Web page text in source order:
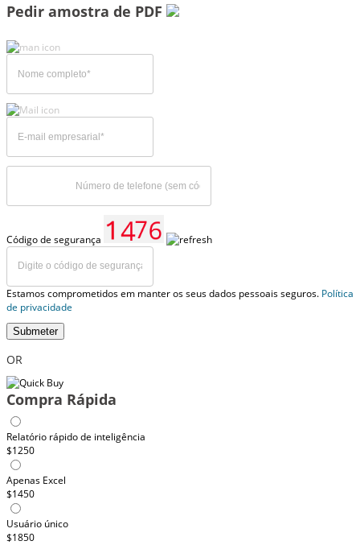
Pedir amostra de PDF
Código de segurança
Estamos comprometidos em manter os seus dados pessoais seguros. Política
de privacidade
Submeter
OR
Compra Rápida
Relatório rápido de inteligência
$1250
Apenas Excel
$1450
Usuário único
$1850